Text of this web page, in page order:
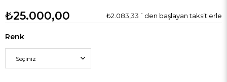
₺25.000,00 ₺2.083,33 `den başlayan taksitlerle
Renk